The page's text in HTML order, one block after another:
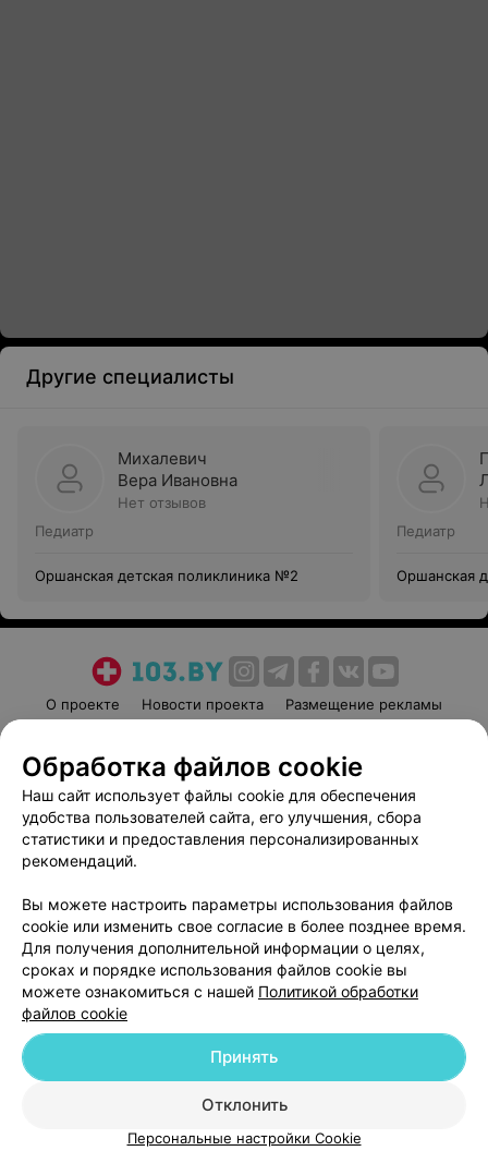
Другие специалисты
Михалевич
Вера Ивановна
Нет отзывов
Педиатр
Оршанская детская поликлиника №2
Педиатр
Оршанская
О проекте Новости проекта
Размещение рекламы
Пользовательское соглашение
Способы оплаты
Вакансии
Партнеры
Написать руководителю 103.by
Обработка персональных данных
© 2026 ООО «Артокс Лаб», УНП 191700409
| 220012, Республика Беларусь,
Служба поддержки +375 291212755
Обработка файлов cookie
Наш сайт использует файлы cookie для обеспечения
удобства пользователей сайта, его улучшения, сбора
статистики и предоставления персонализированных
рекомендаций.
Вы можете настроить параметры использования файлов
cookie или изменить свое согласие в более позднее время.
Для получения дополнительной информации о целях,
сроках и порядке использования файлов cookie вы
можете ознакомиться с нашей Политикой обработки
файлов cookie
Отклонить
Принять
Персональные настройки Cookie